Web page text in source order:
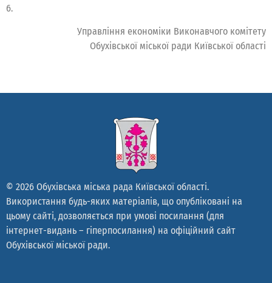
6.
Управління економіки Виконавчого комітету
Обухівської міської ради Київської області
© 2026 Обухівська міська рада Київської області.
Використання будь-яких матеріалів, що опубліковані на
цьому сайті, дозволяється при умові посилання (для
інтернет-видань – гіперпосилання) на офіційний сайт
Обухівської міської ради.